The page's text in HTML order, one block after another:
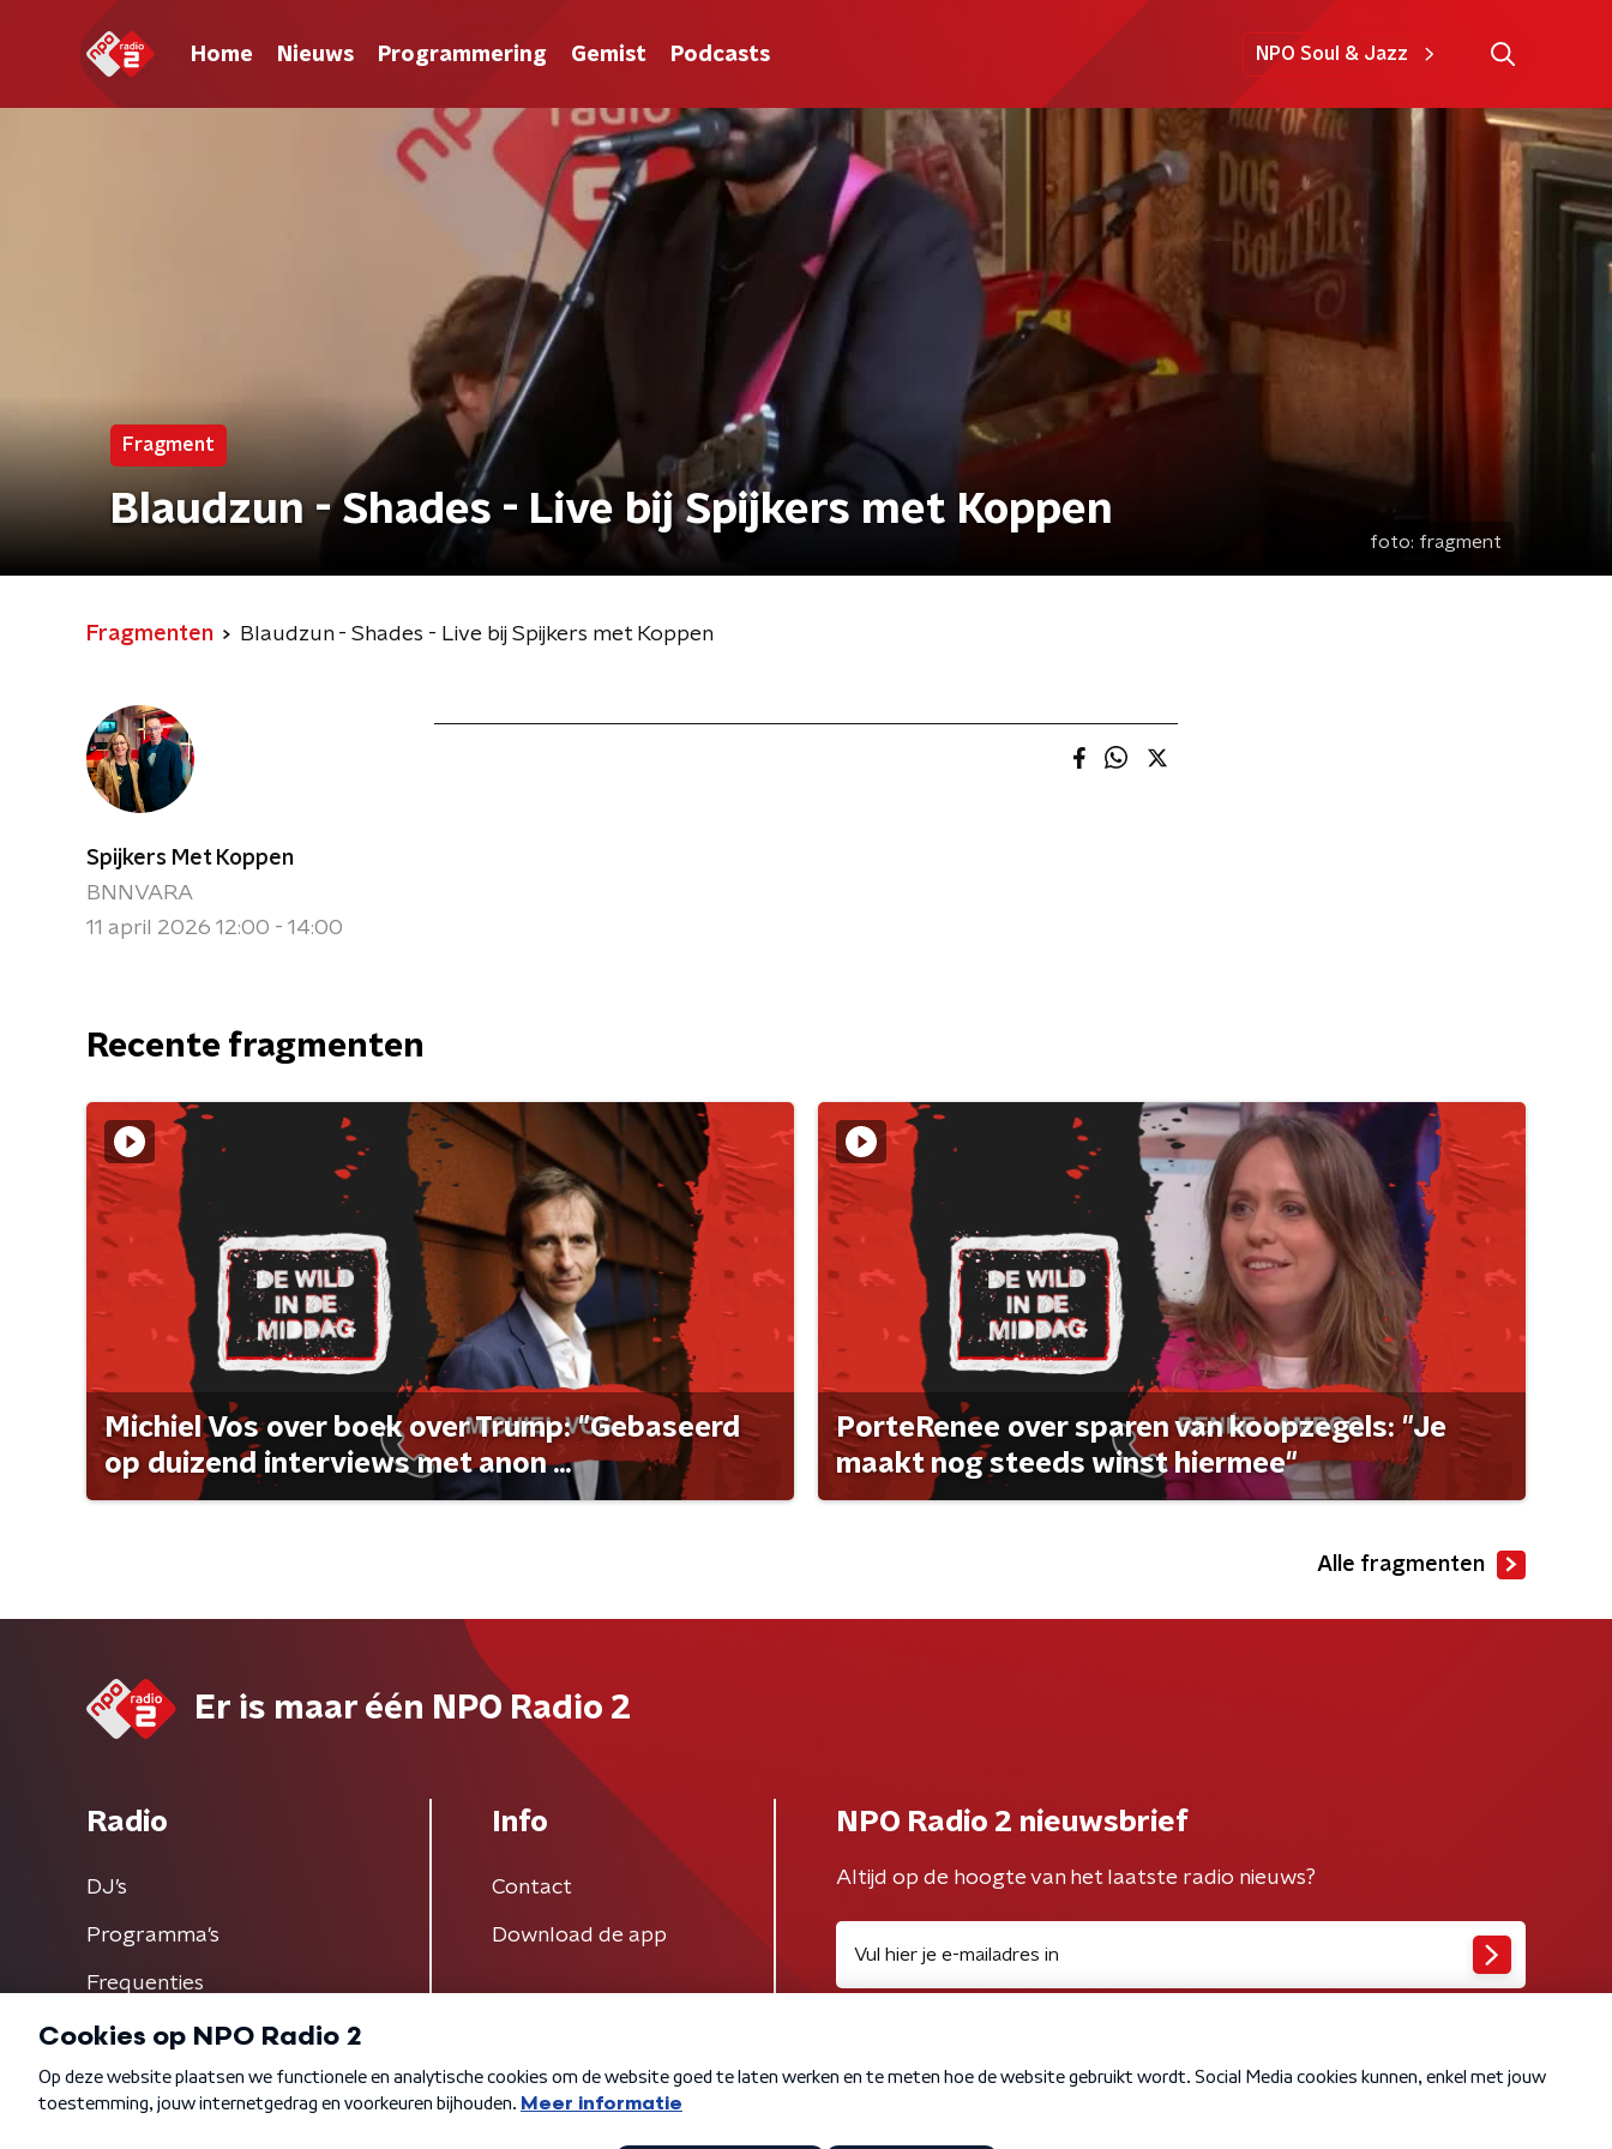
Home Nieuws Programmering Gemist Podcasts NPO Soul & Jazz
Fragment
Blaudzun - Shades - Live bij Spijkers met Koppen
foto: fragment
Fragmenten Blaudzun - Shades - Live bij Spijkers met Koppen
Spijkers Met Koppen
BNNVARA
11 april 2026 12:00 - 14:00
Recente fragmenten
Michiel Vos over boek over Trump: "Gebaseerd
op duizend interviews met anon ...
PorteRenee over sparen van koopzegels: "Je
maakt nog steeds winst hiermee"
Alle fragmenten
Er is maar één NPO Radio 2
Radio
DJ’s
Programma's
Frequenties
Info
Contact
Download de app
NPO Radio 2 nieuwsbrief
Altijd op de hoogte van het laatste radio nieuws?
Algemene voorwaarden Privacybeleid